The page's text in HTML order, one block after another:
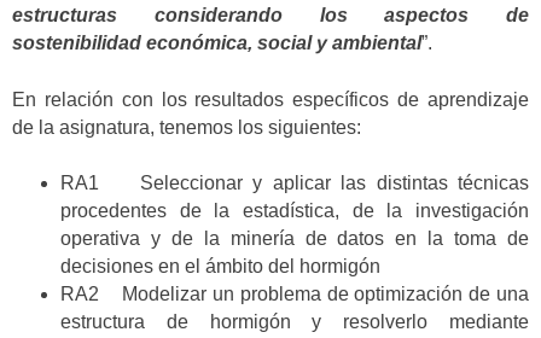
estructuras considerando los aspectos de
sostenibilidad económica, social y ambiental”.
En relación con los resultados específicos de aprendizaje
de la asignatura, tenemos los siguientes:
RA1 Seleccionar y aplicar las distintas técnicas
procedentes de la estadística, de la investigación
operativa y de la minería de datos en la toma de
decisiones en el ámbito del hormigón
RA2 Modelizar un problema de optimización de una
estructura de hormigón y resolverlo mediante